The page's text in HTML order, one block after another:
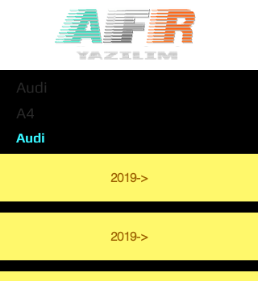
Audi
A4
Audi
2019->
2019->